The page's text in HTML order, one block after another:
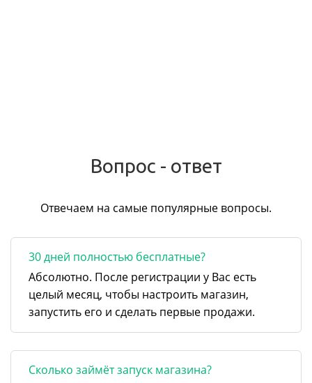
Вопрос - ответ
Отвечаем на самые популярные вопросы.
30 дней полностью бесплатные?
Абсолютно. После регистрации у Вас есть
целый месяц, чтобы настроить магазин,
запустить его и сделать первые продажи.
Сколько займёт запуск магазина?